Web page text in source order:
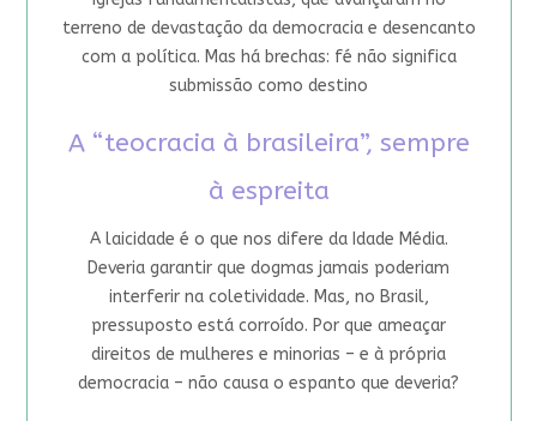
terreno de devastação da democracia e desencanto
com a política. Mas há brechas: fé não significa
submissão como destino
A “teocracia à brasileira”, sempre
à espreita
A laicidade é o que nos difere da Idade Média.
Deveria garantir que dogmas jamais poderiam
interferir na coletividade. Mas, no Brasil,
pressuposto está corroído. Por que ameaçar
direitos de mulheres e minorias – e à própria
democracia – não causa o espanto que deveria?